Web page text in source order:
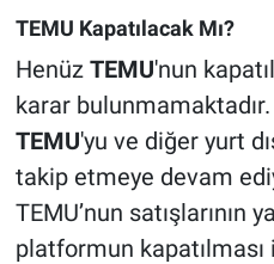
TEMU Kapatılacak Mı?
Henüz TEMU'nun
karar bulunmamaktadır.
TEMU'yu ve diğer yurt
takip etmeye devam
TEMU’nun satışlarının
platformun